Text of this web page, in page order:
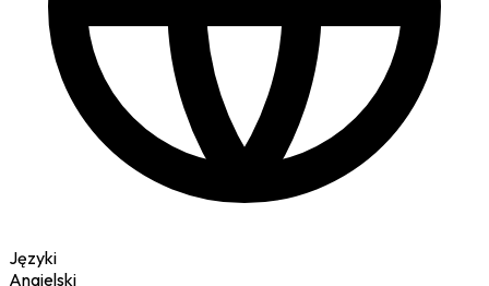
Języki
Angielski